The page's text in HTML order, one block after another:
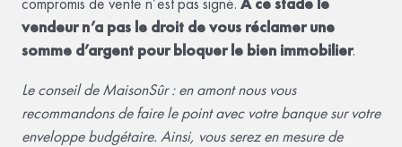
vendeur n’a pas le droit de vous réclamer une
somme d’argent pour bloquer le bien immobilier.
Le conseil de MaisonSûr : en amont nous vous
recommandons de faire le point avec votre banque sur votre
enveloppe budgétaire. Ainsi, vous serez en mesure de